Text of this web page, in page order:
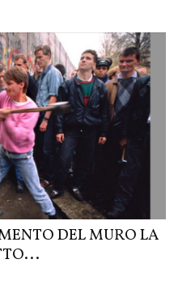
DEL MURO LA